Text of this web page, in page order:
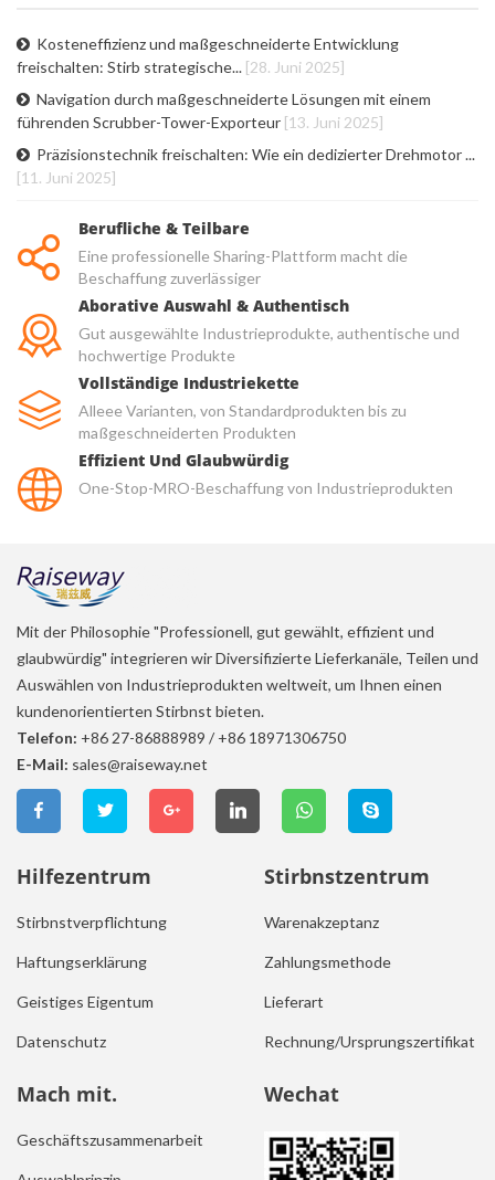
Kosteneffizienz und maßgeschneiderte Entwicklung
freischalten: Stirb strategische... [28. Juni 2025]
Navigation durch maßgeschneiderte Lösungen mit einem
führenden Scrubber-Tower-Exporteur [13. Juni 2025]
Präzisionstechnik freischalten: Wie ein dedizierter Drehmotor ...
[11. Juni 2025]
Berufliche & Teilbare
Eine professionelle Sharing-Plattform macht die
Beschaffung zuverlässiger
Aborative Auswahl & Authentisch
Gut ausgewählte Industrieprodukte, authentische und
hochwertige Produkte
Vollständige Industriekette
Alleee Varianten, von Standardprodukten bis zu
maßgeschneiderten Produkten
Effizient Und Glaubwürdig
One-Stop-MRO-Beschaffung von Industrieprodukten
Mit der Philosophie "Professionell, gut gewählt, effizient und
glaubwürdig" integrieren wir Diversifizierte Lieferkanäle, Teilen und
Auswählen von Industrieprodukten weltweit, um Ihnen einen
kundenorientierten Stirbnst bieten.
Telefon: +86 27-86888989 / +86 18971306750
E-Mail: sales@raiseway.net
Hilfezentrum
Stirbnstverpflichtung
Haftungserklärung
Geistiges Eigentum
Datenschutz
Stirbnstzentrum
Warenakzeptanz
Zahlungsmethode
Lieferart
Rechnung/Ursprungszertifikat
Mach mit.
Geschäftszusammenarbeit
Wechat